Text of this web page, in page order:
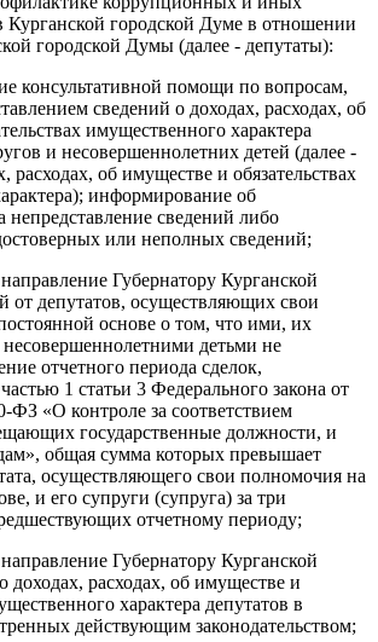
городской Думе в отношении
городской Думы (далее - депутаты):
консультативной помощи по вопросам,
сведений о доходах, расходах, об
имущественного характера
и несовершеннолетних детей (далее -
расходах, об имуществе и обязательствах
информирование об
непредставление сведений либо
или неполных сведений;
Губернатору Курганской
от депутатов, осуществляющих свои
основе о том, что ими, их
детьми не
отчетного периода сделок,
1 статьи 3 Федерального закона от
ФЗ «О контроле за соответствием
государственные должности, и
общая сумма которых превышает
осуществляющего свои полномочия на
и его супруги (супруга) за три
отчетному периоду;
Губернатору Курганской
доходах, расходах, об имуществе и
характера депутатов в
действующим законодательством;